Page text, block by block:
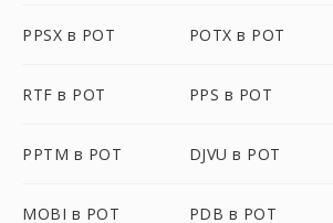
PPSX в POT POTX в POT
RTF в POT PPS в POT
PPTM в POT DJVU в POT
MOBI в POT PDB в POT